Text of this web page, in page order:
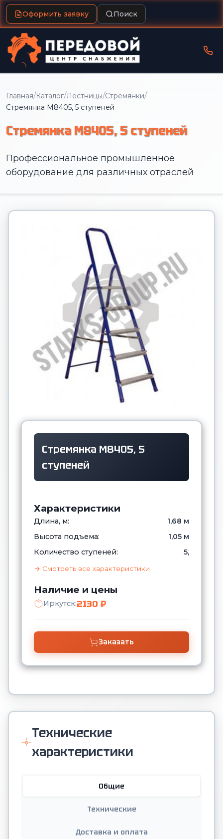
Оформить заявку Поиск
Главная/Каталог/Лестницы/Стремянки/
Стремянка M8405, 5 ступеней
Стремянка M8405, 5 ступеней
Профессиональное промышленное
оборудование для различных отраслей
Стремянка M8405, 5
ступеней
Характеристики
Длина, м:
1,68 м
Высота подъема:
1,05 м
Количество ступеней:
5,
→ Смотреть все характеристики
Наличие и цены
Иркутск:2130 ₽
Заказать
Технические
характеристики
Общие
Технические
Доставка и оплата